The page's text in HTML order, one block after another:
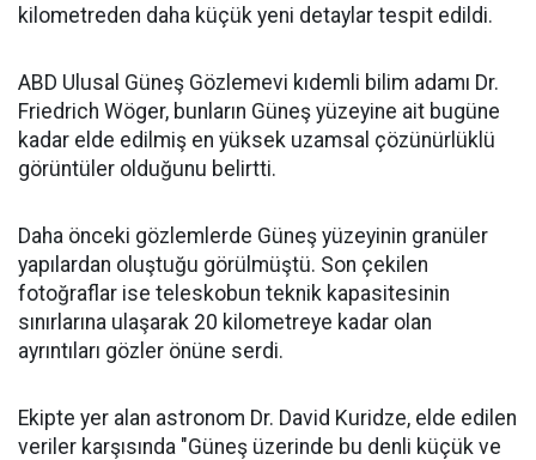
kilometreden daha küçük yeni detaylar tespit edildi.
ABD Ulusal Güneş Gözlemevi kıdemli bilim adamı Dr.
Friedrich Wöger, bunların Güneş yüzeyine ait bugüne
kadar elde edilmiş en yüksek uzamsal çözünürlüklü
görüntüler olduğunu belirtti.
Daha önceki gözlemlerde Güneş yüzeyinin granüler
yapılardan oluştuğu görülmüştü. Son çekilen
fotoğraflar ise teleskobun teknik kapasitesinin
sınırlarına ulaşarak 20 kilometreye kadar olan
ayrıntıları gözler önüne serdi.
Ekipte yer alan astronom Dr. David Kuridze, elde edilen
veriler karşısında "Güneş üzerinde bu denli küçük ve